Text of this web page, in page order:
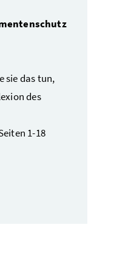
sie das tun,
des
1-18